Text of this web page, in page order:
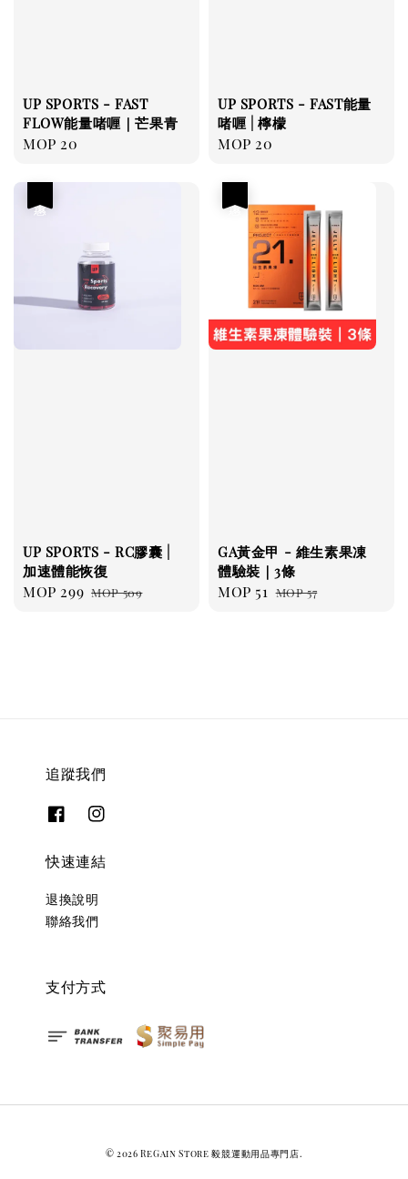
UP SPORTS - FAST
FLOW能量啫喱｜芒果青
Regular
MOP 20
UP SPORTS - FAST能量
啫喱 | 檸檬
Regular
MOP 20
UP SPORTS - RC膠囊 |
加速體能恢復
Sale
MOP 299 Regular
MOP 509
GA黃金甲 - 維生素果凍
體驗裝｜3條
Sale
MOP 51 Regular
MOP 57
追蹤我們
快速連結
退換說明
聯絡我們
支付方式
© 2026 ReGain Store 毅競運動用品專門店.